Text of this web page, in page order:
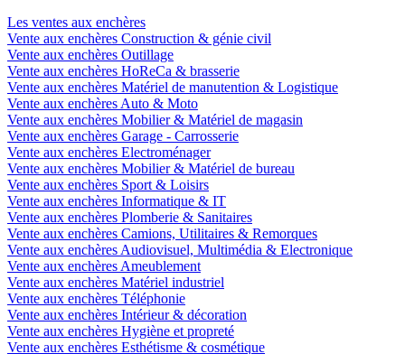
Les ventes aux enchères
Vente aux enchères Construction & génie civil
Vente aux enchères Outillage
Vente aux enchères HoReCa & brasserie
Vente aux enchères Matériel de manutention & Logistique
Vente aux enchères Auto & Moto
Vente aux enchères Mobilier & Matériel de magasin
Vente aux enchères Garage - Carrosserie
Vente aux enchères Electroménager
Vente aux enchères Mobilier & Matériel de bureau
Vente aux enchères Sport & Loisirs
Vente aux enchères Informatique & IT
Vente aux enchères Plomberie & Sanitaires
Vente aux enchères Camions, Utilitaires & Remorques
Vente aux enchères Audiovisuel, Multimédia & Electronique
Vente aux enchères Ameublement
Vente aux enchères Matériel industriel
Vente aux enchères Téléphonie
Vente aux enchères Intérieur & décoration
Vente aux enchères Hygiène et propreté
Vente aux enchères Esthétisme & cosmétique